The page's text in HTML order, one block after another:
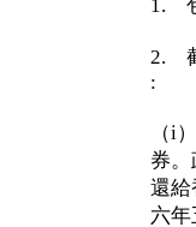
1.
2.
:
（i
券
還給
六